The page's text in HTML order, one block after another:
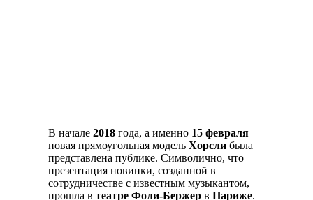
В начале 2018 года, а именно 15 февраля
новая прямоугольная модель Хорсли была
представлена публике. Символично, что
презентация новинки, созданной в
сотрудничестве с известным музыкантом,
прошла в театре Фоли-Бержер в Париже.